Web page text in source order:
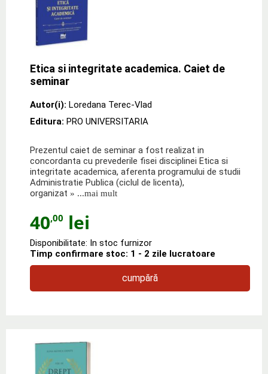
Etica si integritate academica. Caiet de
seminar
Autor(i): Loredana Terec-Vlad
Editura: PRO UNIVERSITARIA
Prezentul caiet de seminar a fost realizat in
concordanta cu prevederile fisei disciplinei Etica si
integritate academica, aferenta programului de studii
Administratie Publica (ciclul de licenta),
organizat » ...mai mult
40,00 lei
Disponibilitate: In stoc furnizor
Timp confirmare stoc: 1 - 2 zile lucratoare
cumpără